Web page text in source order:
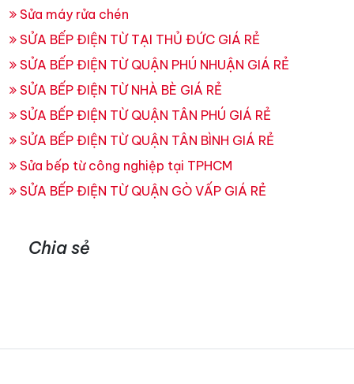
Sửa máy rửa chén
SỬA BẾP ĐIỆN TỪ TẠI THỦ ĐỨC GIÁ RẺ
SỬA BẾP ĐIỆN TỪ QUẬN PHÚ NHUẬN GIÁ RẺ
SỬA BẾP ĐIỆN TỪ NHÀ BÈ GIÁ RẺ
SỬA BẾP ĐIỆN TỪ QUẬN TÂN PHÚ GIÁ RẺ
SỬA BẾP ĐIỆN TỪ QUẬN TÂN BÌNH GIÁ RẺ
Sửa bếp từ công nghiệp tại TPHCM
SỬA BẾP ĐIỆN TỪ QUẬN GÒ VẤP GIÁ RẺ
Chia sẻ